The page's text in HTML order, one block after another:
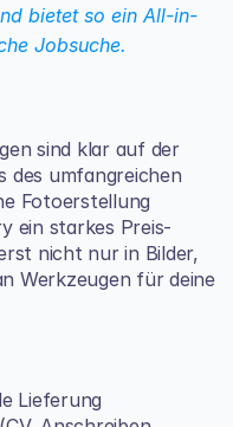
bietet so ein All-in-
Jobsuche.
sind klar auf der
des umfangreichen
Fotoerstellung
ein starkes Preis-
nicht nur in Bilder,
Werkzeugen für deine
Lieferung